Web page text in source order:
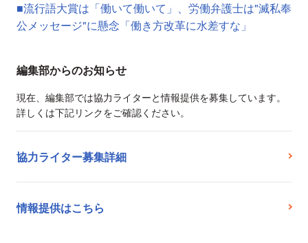
■流行語大賞は「働いて働いて」、労働弁護士は"滅私奉
公メッセージ"に懸念「働き方改革に水差すな」
編集部からのお知らせ
現在、編集部では協力ライターと情報提供を募集しています。
詳しくは下記リンクをご確認ください。
協力ライター募集詳細
情報提供はこちら